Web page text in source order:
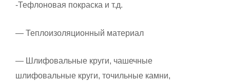
-Тефлоновая покраска и т.д.
— Теплоизоляционный материал
— Шлифовальные круги, чашечные
шлифовальные круги, точильные камни,